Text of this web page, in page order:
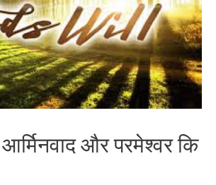
और परमेश्वर कि